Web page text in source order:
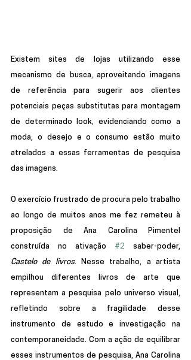
Existem sites de lojas utilizando esse
mecanismo de busca, aproveitando imagens
de referência para sugerir aos clientes
potenciais peças substitutas para montagem
de determinado look, evidenciando como a
moda, o desejo e o consumo estão muito
atrelados a essas ferramentas de pesquisa
das imagens.
O exercício frustrado de procura pelo trabalho
ao longo de muitos anos me fez remeteu à
proposição de Ana Carolina Pimentel
construída no ativação #2
Castelo de livros. Nesse trabalho, a artista
empilhou diferentes livros de arte que
representam a pesquisa pelo universo visual,
refletindo sobre a fragilidade desse
instrumento de estudo e investigação na
contemporaneidade. Com a ação de equilibrar
esses instrumentos de pesquisa, Ana Carolina